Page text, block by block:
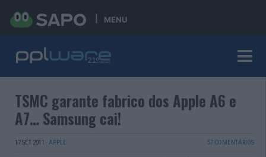
MENU
TSMC garante fabrico dos Apple A6 e
A7… Samsung cai!
17 SET 2011 · APPLE 57 COMENTÁRIOS